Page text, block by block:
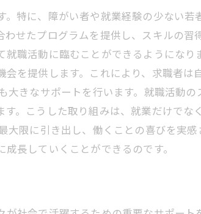
特に、障がい者や就業経験の少ない
せたプログラムを提供し、スキルの
職活動に臨むことができるようにな
を提供します。これにより、求職者
大きなサポートを行います。就職活動
。こうした取り組みは、就業だけで
大限に引き出し、働くことの喜びを実
長していくことができるのです。